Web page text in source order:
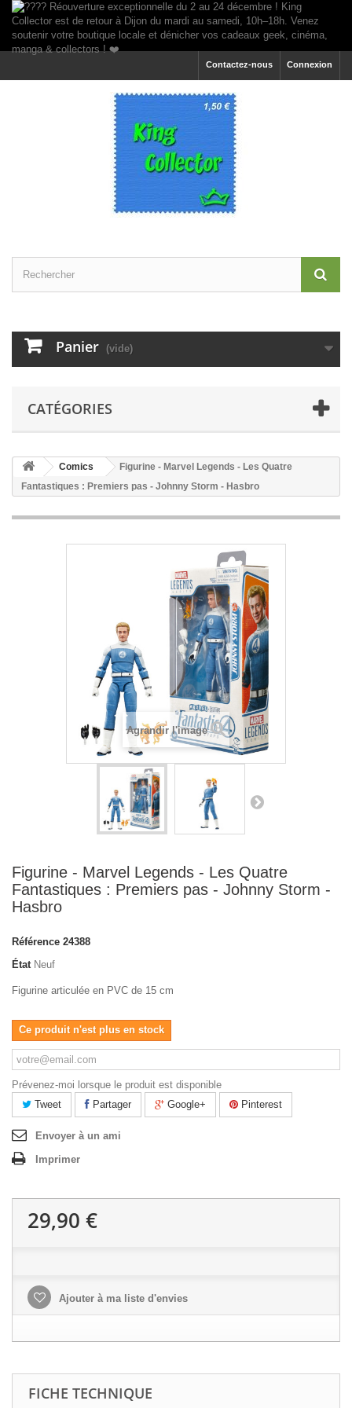
Connexion
Contactez-nous
Panier (vide)
CATÉGORIES
Comics
Figurine - Marvel Legends - Les Quatre
Fantastiques : Premiers pas - Johnny Storm - Hasbro
Agrandir l'image
Figurine - Marvel Legends - Les Quatre
Fantastiques : Premiers pas - Johnny Storm -
Hasbro
Référence 24388
État Neuf
Figurine articulée en PVC de 15 cm
Ce produit n'est plus en stock
Prévenez-moi lorsque le produit est disponible
Tweet
Partager Google+ Pinterest
Envoyer à un ami
Imprimer
29,90 €
Ajouter à ma liste d'envies
FICHE TECHNIQUE